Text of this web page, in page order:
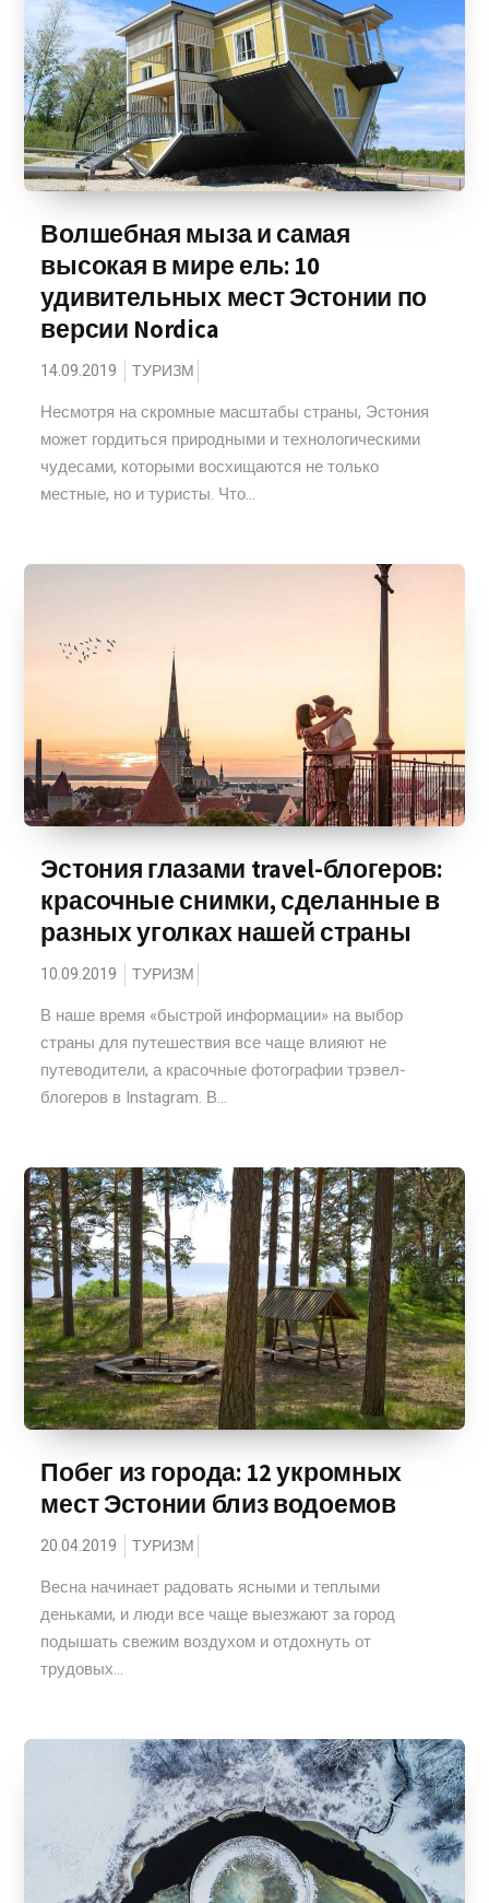
Волшебная мыза и самая
высокая в мире ель: 10
удивительных мест Эстонии по
версии Nordica
14.09.2019 ТУРИЗМ
Несмотря на скромные масштабы страны, Эстония
может гордиться природными и технологическими
чудесами, которыми восхищаются не только
местные, но и туристы. Что...
Эстония глазами travel-блогеров:
красочные снимки, сделанные в
разных уголках нашей страны
10.09.2019 ТУРИЗМ
В наше время «быстрой информации» на выбор
страны для путешествия все чаще влияют не
путеводители, а красочные фотографии трэвел-
блогеров в Instagram. В...
Побег из города: 12 укромных
мест Эстонии близ водоемов
20.04.2019 ТУРИЗМ
Весна начинает радовать ясными и теплыми
деньками, и люди все чаще выезжают за город
подышать свежим воздухом и отдохнуть от
трудовых...